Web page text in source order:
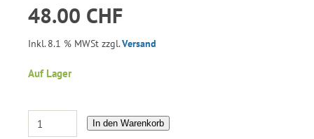
48.00 CHF
Inkl. 8.1 % MWSt zzgl.Versand
Auf Lager
In den Warenkorb